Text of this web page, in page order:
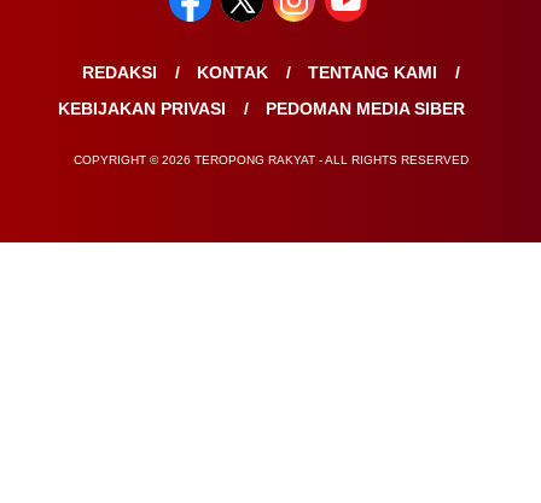
REDAKSI KONTAK
TENTANG KAMI
KEBIJAKAN PRIVASI
PEDOMAN MEDIA SIBER
COPYRIGHT © 2026 TEROPONG RAKYAT - ALL RIGHTS RESERVED